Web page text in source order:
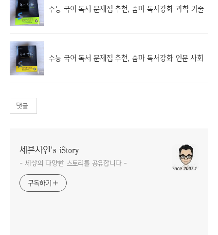
수능 국어 독서 문제집 추천, 숨마 독서강화 과학 기술
수능 국어 독서 문제집 추천, 숨마 독서강화 인문 사회
댓글
세븐사인's iStory
- 세상의 다양한 스토리를 공유합니다 -
구독하기